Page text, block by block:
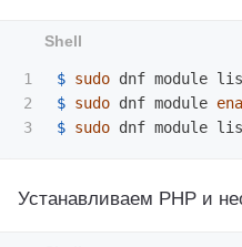
1
2
$ sudo
$ sudo dnf module
$ sudo
Устанавливаем PHP и